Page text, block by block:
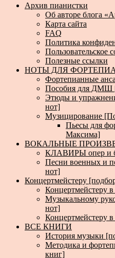
Архив пианистки
Об авторе блога
Карта сайта
FAQ
Политика
Пользовательское
Полезные ссылки
НОТЫ ДЛЯ
Фортепианные
Пособия для ДМШ
Этюды и
нот]
Музицирование
Пьесы для
Максима]
ВОКАЛЬНЫЕ
КЛАВИРЫ опер и
Песни военных и
нот]
Концертмейстеру
Концертмейстеру
Музыкальному
нот]
Концертмейстеру
ВСЕ КНИГИ
История музыки
Методика и
книг]